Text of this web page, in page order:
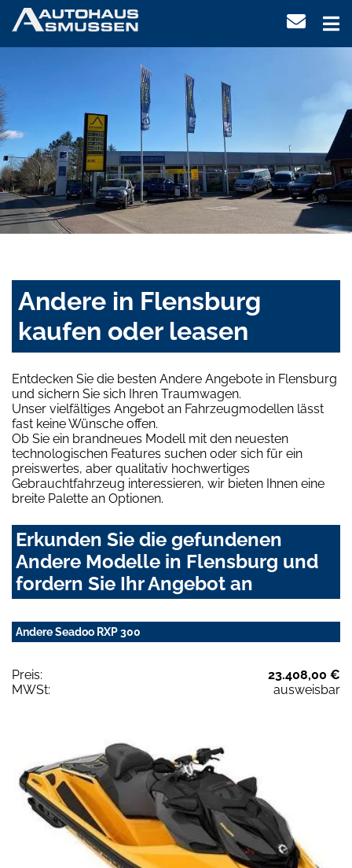
Andere in Flensburg
kaufen oder leasen
Entdecken Sie die besten Andere Angebote in Flensburg
und sichern Sie sich Ihren Traumwagen.
Unser vielfältiges Angebot an Fahrzeugmodellen lässt
fast keine Wünsche offen.
Ob Sie ein brandneues Modell mit den neuesten
technologischen Features suchen oder sich für ein
preiswertes, aber qualitativ hochwertiges
Gebrauchtfahrzeug interessieren, wir bieten Ihnen eine
breite Palette an Optionen.
Erkunden Sie die gefundenen
Andere Modelle in Flensburg und
fordern Sie Ihr Angebot an
Andere Seadoo RXP 300
Preis:
23.408,00 €
MWSt:
ausweisbar